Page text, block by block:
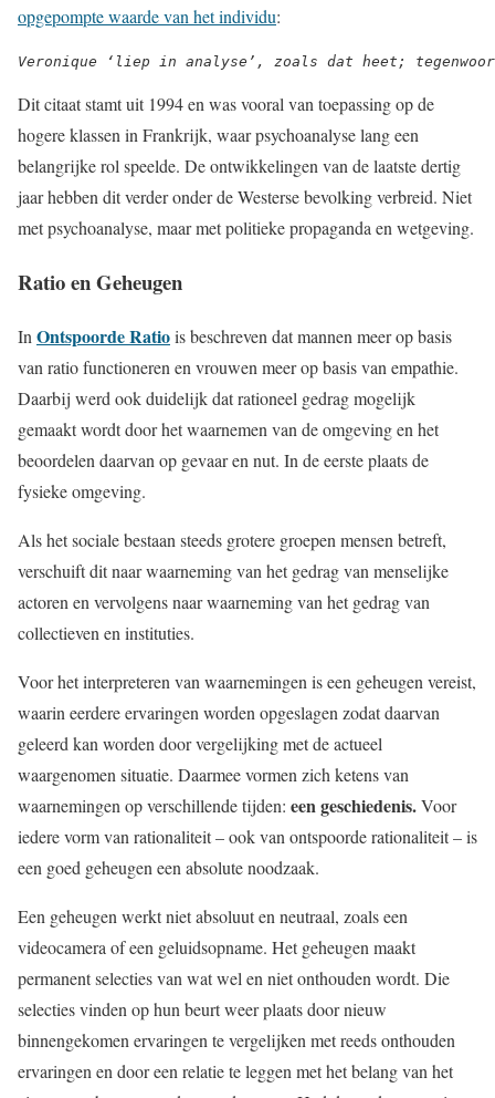
opgepompte waarde van het individu:
Veronique ‘liep in analyse’, zoals dat heet;
Dit citaat stamt uit 1994 en was vooral van toepassing op de
hogere klassen in Frankrijk, waar psychoanalyse lang een
belangrijke rol speelde. De ontwikkelingen van de laatste dertig
jaar hebben dit verder onder de Westerse bevolking verbreid. Niet
met psychoanalyse, maar met politieke propaganda en wetgeving.
Ratio en Geheugen
In Ontspoorde Ratiois beschreven dat mannen meer op basis
van ratio functioneren en vrouwen meer op basis van empathie.
Daarbij werd ook duidelijk dat rationeel gedrag mogelijk
gemaakt wordt door het waarnemen van de omgeving en het
beoordelen daarvan op gevaar en nut. In de eerste plaats de
fysieke omgeving.
Als het sociale bestaan steeds grotere groepen mensen betreft,
verschuift dit naar waarneming van het gedrag van menselijke
actoren en vervolgens naar waarneming van het gedrag van
collectieven en instituties.
Voor het interpreteren van waarnemingen is een geheugen vereist,
waarin eerdere ervaringen worden opgeslagen zodat daarvan
geleerd kan worden door vergelijking met de actueel
waargenomen situatie. Daarmee vormen zich ketens van
waarnemingen op verschillende tijden: een geschiedenis.Voor
iedere vorm van rationaliteit – ook van ontspoorde rationaliteit – is
een goed geheugen een absolute noodzaak.
Een geheugen werkt niet absoluut en neutraal, zoals een
videocamera of een geluidsopname. Het geheugen maakt
permanent selecties van wat wel en niet onthouden wordt. Die
selecties vinden op hun beurt weer plaats door nieuw
binnengekomen ervaringen te vergelijken met reeds onthouden
ervaringen en door een relatie te leggen met het belang van het